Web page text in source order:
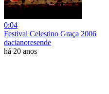
0:04
Festival Celestino Graça 2006
dacianoresende
há 20 anos